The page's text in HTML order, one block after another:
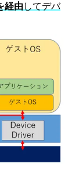
経由 してデバ